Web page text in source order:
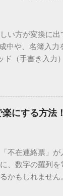
い方が変換に
中や、名簿入
ド（手書き入
殊記号を呼び
の入力で手を
換で出てこな
で一般的に使
す。しかし、
といった 文字
換候補に出な
機能！文字コ
にする方法
不在連絡票」
、数字の羅列
かもしれませ